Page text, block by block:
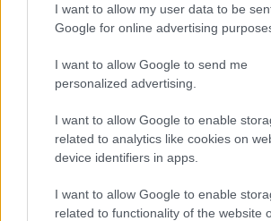
I want to allow my user data to be
Google for online advertising
I want to allow Google to send me
personalized advertising.
I want to allow Google to enable
related to analytics like cookies on
device identifiers in apps.
I want to allow Google to enable
related to functionality of the website
Atac
ARTICOLI CORRELATI